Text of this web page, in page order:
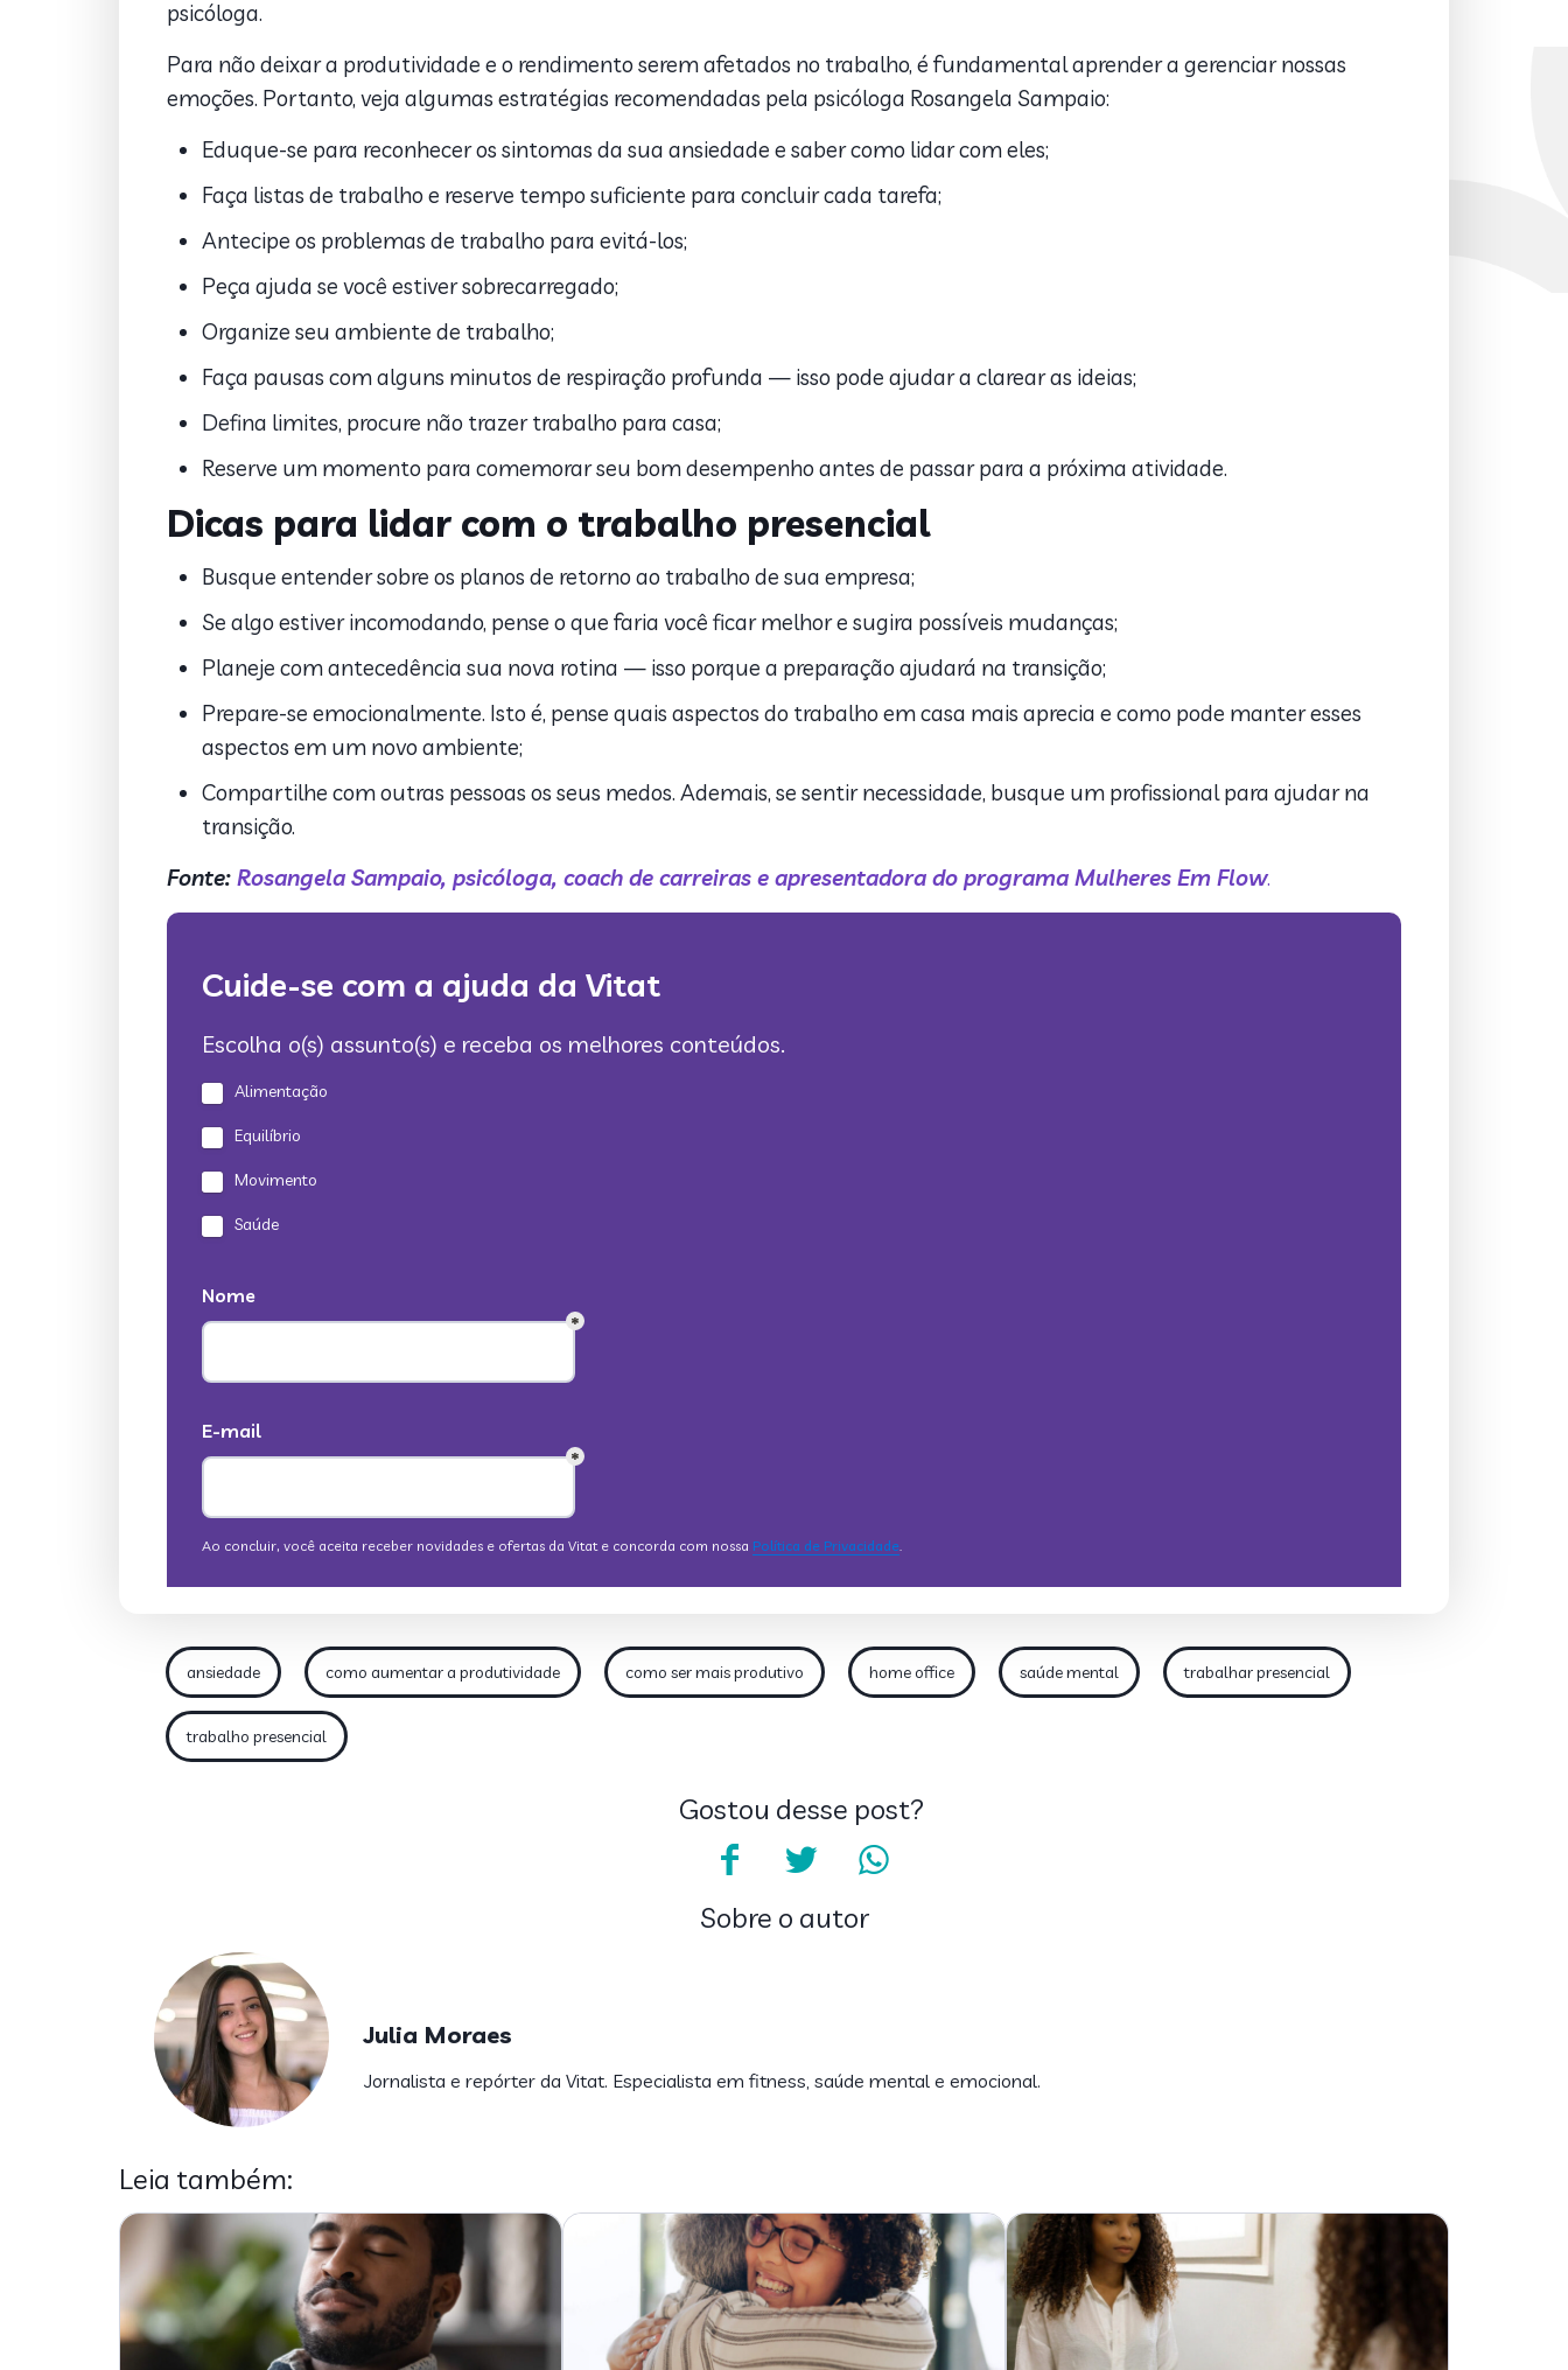
psicóloga.
Para não deixar a produtividade e o rendimento serem afetados no trabalho, é fundamental aprender a gerenciar nossas
emoções. Portanto, veja algumas estratégias recomendadas pela psicóloga Rosangela Sampaio:
Eduque-se para reconhecer os sintomas da sua ansiedade e saber como lidar com eles;
Faça listas de trabalho e reserve tempo suficiente para concluir cada tarefa;
Antecipe os problemas de trabalho para evitá-los;
Peça ajuda se você estiver sobrecarregado;
Organize seu ambiente de trabalho;
Faça pausas com alguns minutos de respiração profunda — isso pode ajudar a clarear as ideias;
Defina limites, procure não trazer trabalho para casa;
Reserve um momento para comemorar seu bom desempenho antes de passar para a próxima atividade.
Dicas para lidar com o trabalho presencial
Busque entender sobre os planos de retorno ao trabalho de sua empresa;
Se algo estiver incomodando, pense o que faria você ficar melhor e sugira possíveis mudanças;
Planeje com antecedência sua nova rotina — isso porque a preparação ajudará na transição;
Prepare-se emocionalmente. Isto é, pense quais aspectos do trabalho em casa mais aprecia e como pode manter esses
aspectos em um novo ambiente;
Compartilhe com outras pessoas os seus medos. Ademais, se sentir necessidade, busque um profissional para ajudar na
transição.
Fonte: Rosangela Sampaio, psicóloga, coach de carreiras e apresentadora do programa Mulheres Em Flow.
ansiedade como aumentar a produtividade como ser mais produtivo home office saúde mental trabalhar presencial
trabalho presencial
Gostou desse post?
Sobre o autor
Julia Moraes
Jornalista e repórter da Vitat. Especialista em fitness, saúde mental e emocional.
Leia também: